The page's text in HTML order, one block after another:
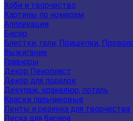
Хоби и творчество
Картины по номерам
Аппликации
Бисер
Блестки, гели, Прищепки,
Выжигание
Гравюры
Декор Пенопласт
Декор для поделок
Декупаж, кракелюр, поталь
Краски пальчиковые
Ленты и резинка для творчества
Леска для бисера